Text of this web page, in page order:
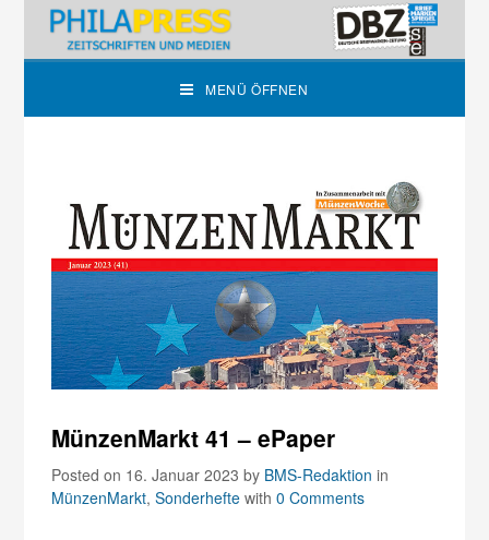
MENÜ ÖFFNEN
MünzenMarkt 41 – ePaper
Posted on 16. Januar 2023by BMS-Redaktion in
MünzenMarkt,Sonderhefte with0 Comments